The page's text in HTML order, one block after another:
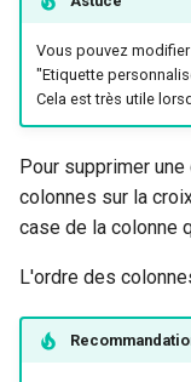
Vous pouvez
"Etiquette
Cela est très utile
Pour supprimer
colonnes sur la
case de la colonne
L'ordre des